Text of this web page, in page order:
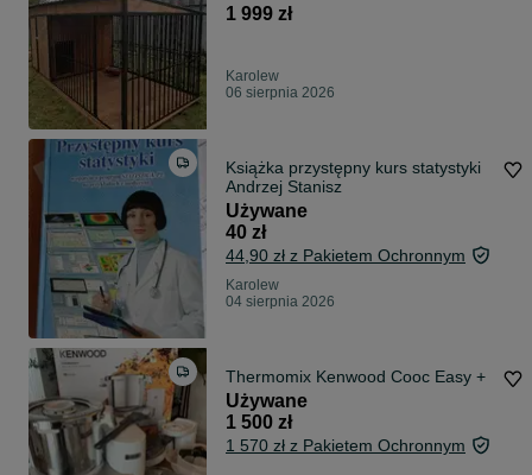
1 999 zł
Karolew
06 sierpnia 2026
Książka przystępny kurs statystyki
Andrzej Stanisz
Używane
40 zł
44,90 zł z Pakietem Ochronnym
Karolew
04 sierpnia 2026
Thermomix Kenwood Cooc Easy +
Używane
1 500 zł
1 570 zł z Pakietem Ochronnym